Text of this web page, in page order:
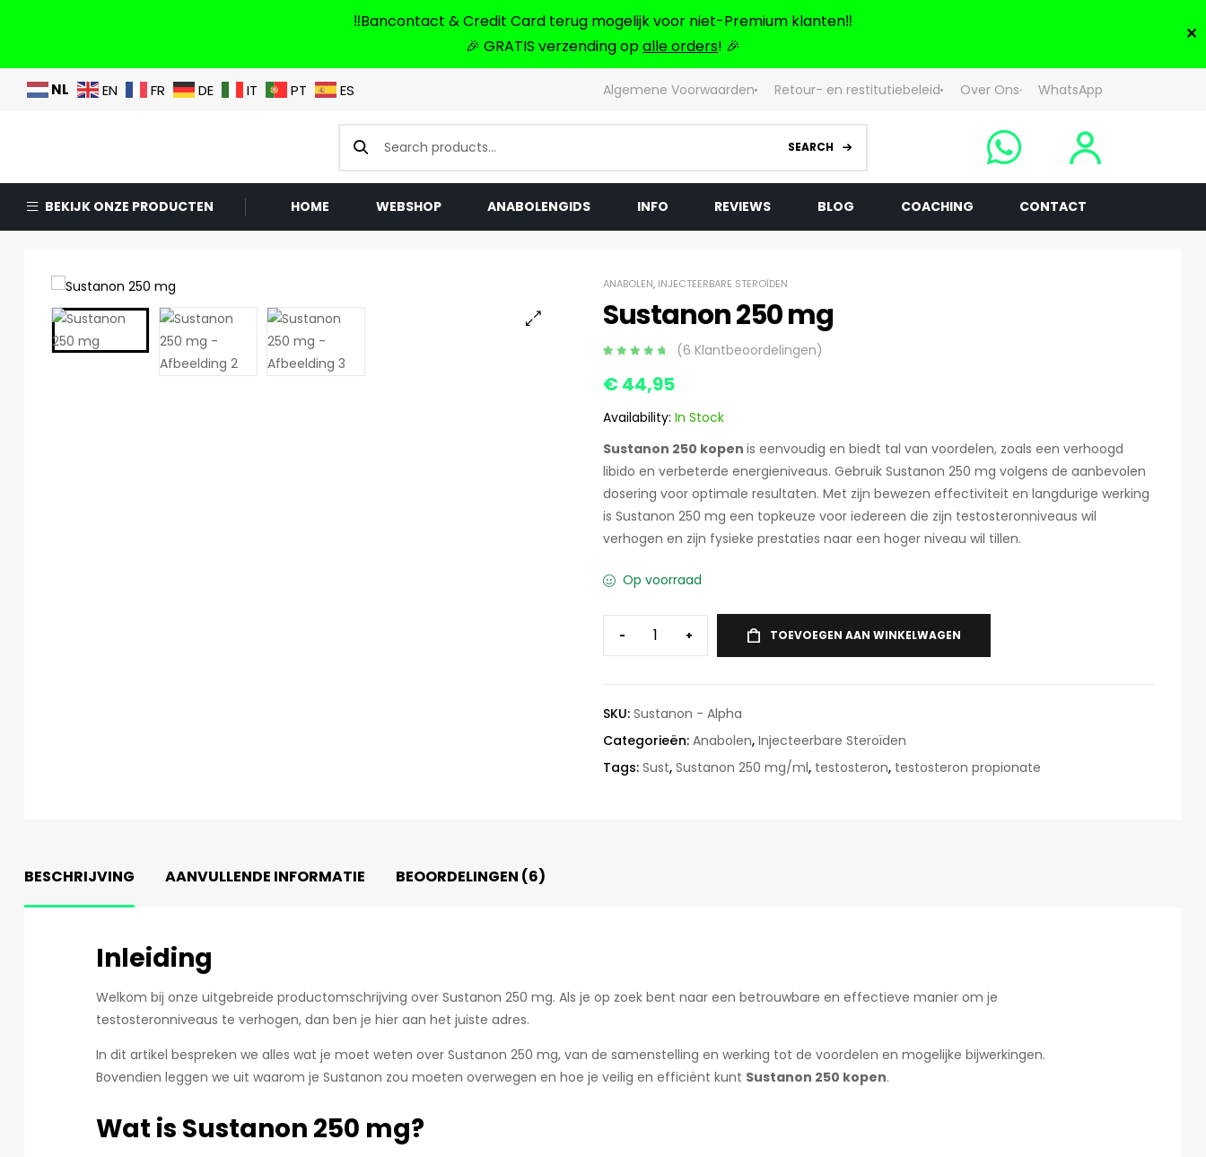
‼️Bancontact & Credit Card terug mogelijk voor niet-Premium klanten‼️
🎉 GRATIS verzending opalle orders! 🎉
✕
NL EN FR DE IT PT ES Algemene Voorwaarden Retour- en restitutiebeleid Over Ons WhatsApp
SEARCH
BEKIJK ONZE PRODUCTEN HOME WEBSHOP ANABOLENGIDS INFO REVIEWS BLOG COACHING CONTACT
ANABOLEN, INJECTEERBARE STEROÏDEN
Sustanon 250 mg
5.00
op 5
gebaseerd op
klant
(6 Klantbeoordelingen)
€ 44,95
Availability: In Stock
Sustanon 250 kopen is eenvoudig en biedt tal van voordelen, zoals een verhoogd
libido en verbeterde energieniveaus. Gebruik Sustanon 250 mg volgens de aanbevolen
dosering voor optimale resultaten. Met zijn bewezen effectiviteit en langdurige werking
is Sustanon 250 mg een topkeuze voor iedereen die zijn testosteronniveaus wil
verhogen en zijn fysieke prestaties naar een hoger niveau wil tillen.
Op voorraad
- + TOEVOEGEN AAN WINKELWAGEN
SKU: Sustanon - Alpha
Categorieën: Anabolen, Injecteerbare Steroïden
Tags: Sust, Sustanon 250 mg/ml, testosteron, testosteron propionate
BESCHRIJVING AANVULLENDE INFORMATIE BEOORDELINGEN (6)
Inleiding
Welkom bij onze uitgebreide productomschrijving over Sustanon 250 mg. Als je op zoek bent naar een betrouwbare en effectieve manier om je
testosteronniveaus te verhogen, dan ben je hier aan het juiste adres.
In dit artikel bespreken we alles wat je moet weten over Sustanon 250 mg, van de samenstelling en werking tot de voordelen en mogelijke bijwerkingen.
Bovendien leggen we uit waarom je Sustanon zou moeten overwegen en hoe je veilig en efficiënt kunt Sustanon 250 kopen.
Wat is Sustanon 250 mg?